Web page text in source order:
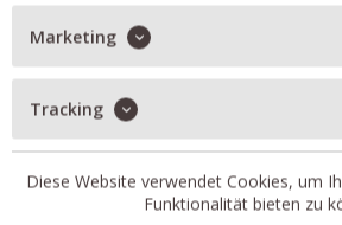
Wollsocken mit Rautenmuster und
mit Cashmere-Anteil
Artikel-Nr.:
ARGY-GLITZI-4
Material:
38% Wolle, 28%
Cashmere, 2% Elasthan
teilen
pin it mail
Marketing
Tracking
Diese Website verwendet Cookies, um
Funktionalität bieten zu